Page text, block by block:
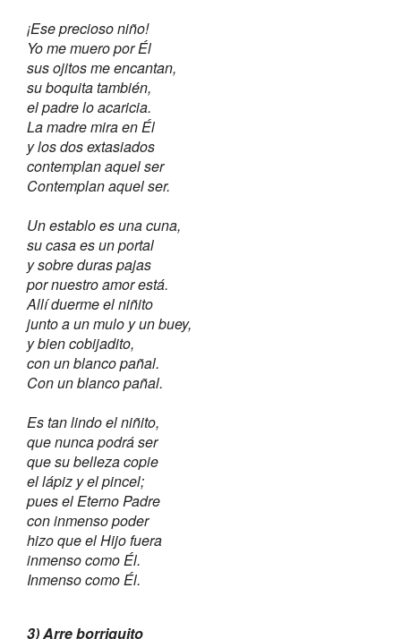
¡Ese precioso niño!
Yo me muero por Él
sus ojitos me encantan,
su boquita también,
el padre lo acaricia.
La madre mira en Él
y los dos extasiados
contemplan aquel ser
Contemplan aquel ser.
Un establo es una cuna,
su casa es un portal
y sobre duras pajas
por nuestro amor está.
Allí duerme el niñito
junto a un mulo y un buey,
y bien cobijadito,
con un blanco pañal.
Con un blanco pañal.
Es tan lindo el niñito,
que nunca podrá ser
que su belleza copie
el lápiz y el pincel;
pues el Eterno Padre
con inmenso poder
hizo que el Hijo fuera
inmenso como Él.
Inmenso como Él.
3) Arre borriquito